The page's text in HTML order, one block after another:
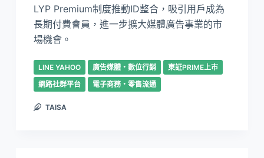
LYP Premium制度推動ID整合，吸引用戶成為
長期付費會員，進一步擴大媒體廣告事業的市
場機會。
LINE YAHOO 廣告媒體・數位行銷
東証PRIME上市
網路社群平台
電子商務・零售流通
TAISA